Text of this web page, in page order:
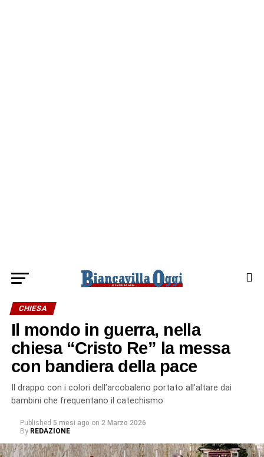
CHIESA
Il mondo in guerra, nella
chiesa “Cristo Re” la messa
con bandiera della pace
Il drappo con i colori dell’arcobaleno portato all’altare dai
bambini che frequentano il catechismo
Published 5 mesi ago on 2 Marzo 2026
By REDAZIONE